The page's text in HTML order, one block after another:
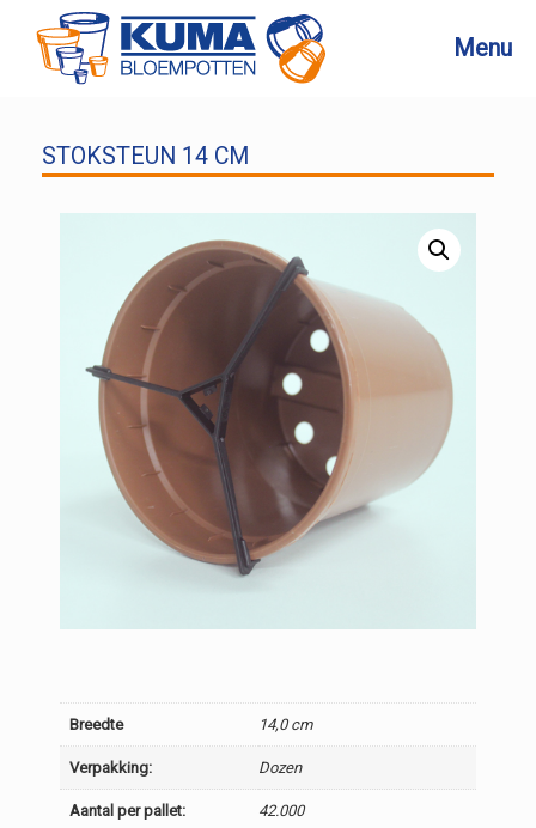
Menu
STOKSTEUN 14 CM
Breedte 14,0 cm
Verpakking: Dozen
Aantal per pallet: 42.000